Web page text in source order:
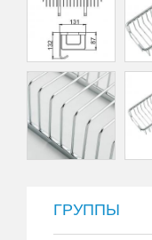
ГРУППЫ